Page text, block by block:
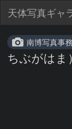
天体写真ギャ
南博写真事
ちぶがはま